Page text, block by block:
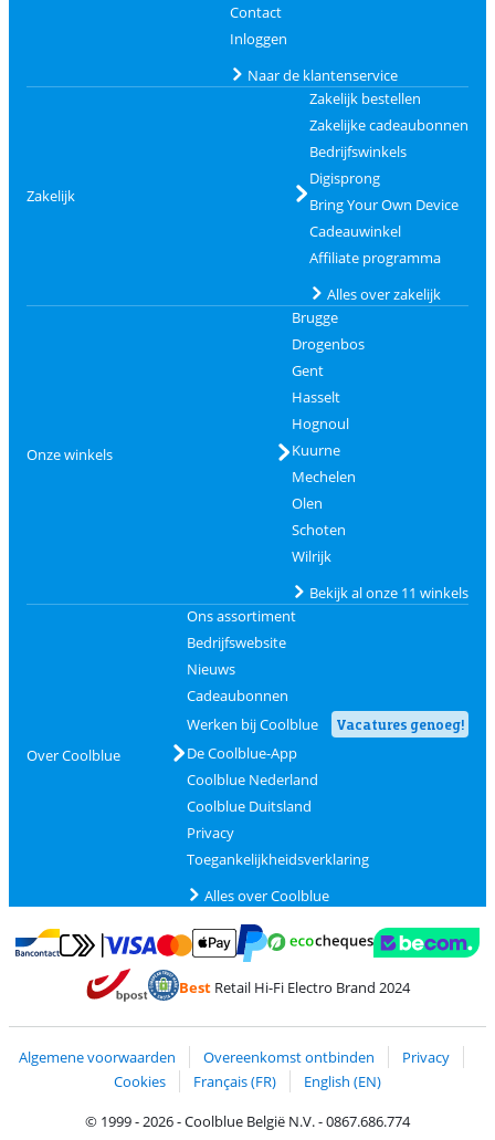
Contact
Inloggen
Naar de klantenservice
Zakelijk
Zakelijk bestellen
Zakelijke cadeaubonnen
Bedrijfswinkels
Digisprong
Bring Your Own Device
Cadeauwinkel
Affiliate programma
Alles over zakelijk
Onze winkels
Brugge
Drogenbos
Gent
Hasselt
Hognoul
Kuurne
Mechelen
Olen
Schoten
Wilrijk
Bekijk al onze 11 winkels
Over Coolblue
Ons assortiment
Bedrijfswebsite
Nieuws
Cadeaubonnen
Werken bij Coolblue
Vacatures genoeg!
De Coolblue-App
Coolblue Nederland
Coolblue Duitsland
Privacy
Toegankelijkheidsverklaring
Alles over Coolblue
Betalen met Bancontact
Betalen met MasterCard en Visa via ClickToPay
BestRetail Hi-Fi Electro Brand 2024
Algemene voorwaarden Overeenkomst ontbinden
Privacy
Cookies
Français (FR)
English (EN)
© 1999 - 2026 - Coolblue België N.V. - 0867.686.774